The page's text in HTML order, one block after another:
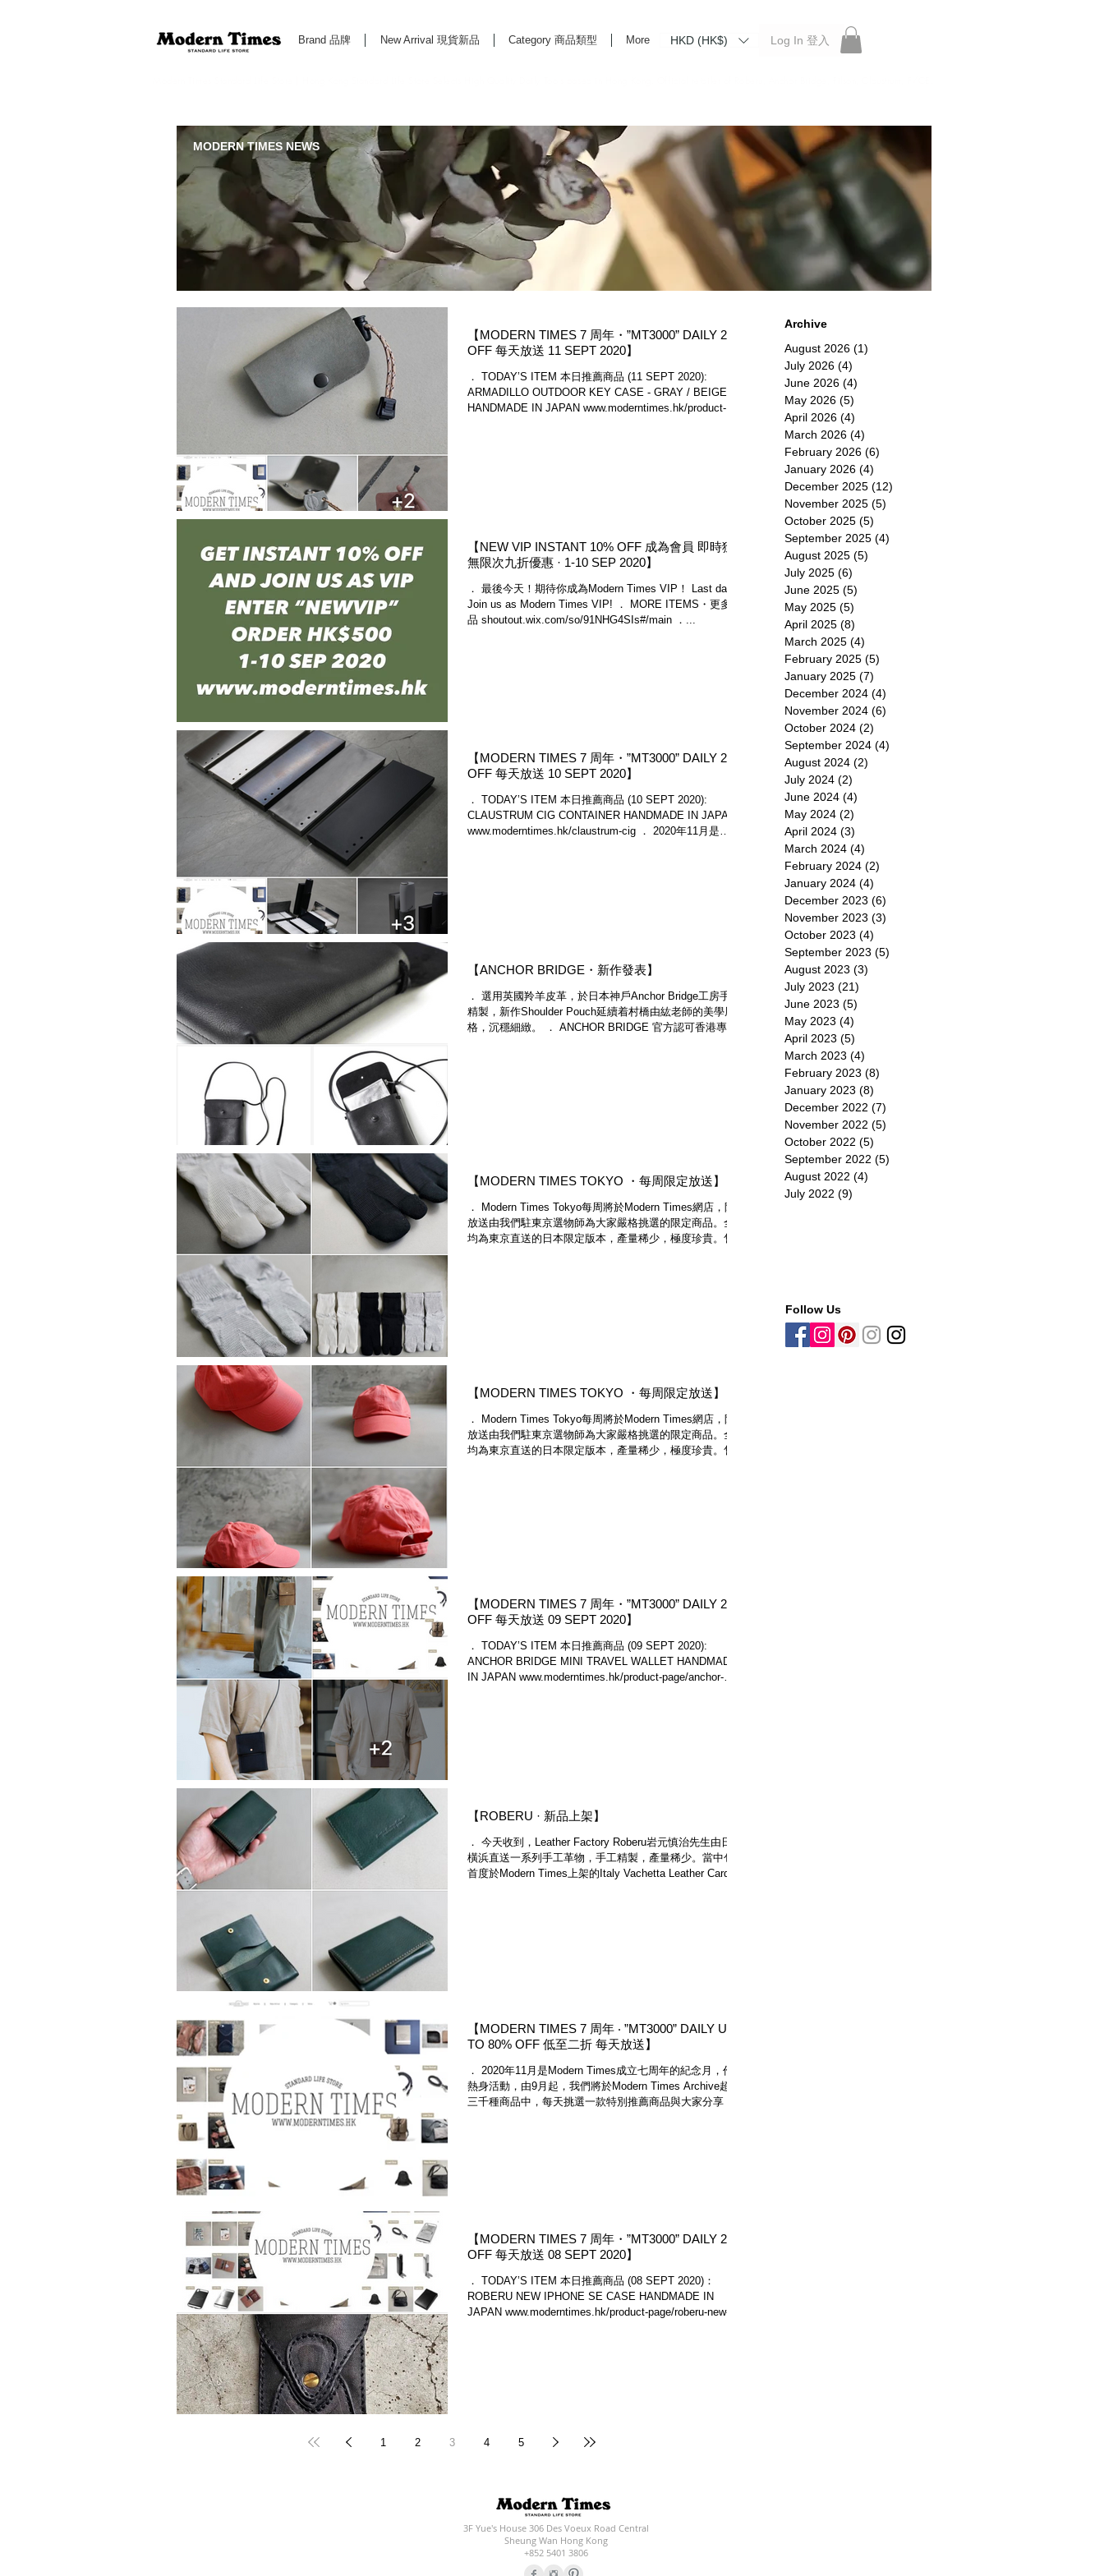
Brand 品牌 New Arrival 現貨新品 Category 商品類型 More HKD (HK$) Log In 登入
MODERN TIMES NEWS
【MODERN TIMES 7 周年・”MT3000” DAILY 20%
OFF 每天放送 11 SEPT 2020】
． TODAY’S ITEM 本日推薦商品 (11 SEPT 2020):
ARMADILLO OUTDOOR KEY CASE - GRAY / BEIGE
HANDMADE IN JAPAN www.moderntimes.hk/product-
【NEW VIP INSTANT 10% OFF 成為會員 即時獲享
無限次九折優惠 · 1-10 SEP 2020】
． 最後今天！期待你成為Modern Times VIP！ Last day!
Join us as Modern Times VIP! ． MORE ITEMS・更多新
品 shoutout.wix.com/so/91NHG4SIs#/main ．...
【MODERN TIMES 7 周年・”MT3000” DAILY 20%
OFF 每天放送 10 SEPT 2020】
． TODAY’S ITEM 本日推薦商品 (10 SEPT 2020):
CLAUSTRUM CIG CONTAINER HANDMADE IN JAPAN
www.moderntimes.hk/claustrum-cig ． 2020年11月是
【ANCHOR BRIDGE・新作發表】
． 選用英國羚羊皮革，於日本神戶Anchor Bridge工房手工
精製，新作Shoulder Pouch延續着村橋由紘老師的美學風
格，沉穩細緻。 ． ANCHOR BRIDGE 官方認可香港專營
【MODERN TIMES TOKYO ・每周限定放送】
． Modern Times Tokyo每周將於Modern Times網店，限定
放送由我們駐東京選物師為大家嚴格挑選的限定商品。全部
均為東京直送的日本限定版本，產量稀少，極度珍貴。售完
【MODERN TIMES TOKYO ・每周限定放送】
． Modern Times Tokyo每周將於Modern Times網店，限定
放送由我們駐東京選物師為大家嚴格挑選的限定商品。全部
均為東京直送的日本限定版本，產量稀少，極度珍貴。售完
【MODERN TIMES 7 周年・”MT3000” DAILY 20%
OFF 每天放送 09 SEPT 2020】
． TODAY’S ITEM 本日推薦商品 (09 SEPT 2020):
ANCHOR BRIDGE MINI TRAVEL WALLET HANDMADE
IN JAPAN www.moderntimes.hk/product-page/anchor-
【ROBERU · 新品上架】
． 今天收到，Leather Factory Roberu岩元慎治先生由日本
橫浜直送一系列手工革物，手工精製，產量稀少。當中包括
首度於Modern Times上架的Italy Vachetta Leather Card
【MODERN TIMES 7 周年 ‧ ”MT3000” DAILY UP
TO 80% OFF 低至二折 每天放送】
． 2020年11月是Modern Times成立七周年的紀念月，作為
熱身活動，由9月起，我們將於Modern Times Archive超過
三千種商品中，每天挑選一款特別推薦商品與大家分享，讓
【MODERN TIMES 7 周年・”MT3000” DAILY 20%
OFF 每天放送 08 SEPT 2020】
． TODAY’S ITEM 本日推薦商品 (08 SEPT 2020)：
ROBERU NEW IPHONE SE CASE HANDMADE IN
JAPAN www.moderntimes.hk/product-page/roberu-new-
1 2 3 4 5
Archive
August 2026 (1)
July 2026 (4)
June 2026 (4)
May 2026 (5)
April 2026 (4)
March 2026 (4)
February 2026 (6)
January 2026 (4)
December 2025 (12)
November 2025 (5)
October 2025 (5)
September 2025 (4)
August 2025 (5)
July 2025 (6)
June 2025 (5)
May 2025 (5)
April 2025 (8)
March 2025 (4)
February 2025 (5)
January 2025 (7)
December 2024 (4)
November 2024 (6)
October 2024 (2)
September 2024 (4)
August 2024 (2)
July 2024 (2)
June 2024 (4)
May 2024 (2)
April 2024 (3)
March 2024 (4)
February 2024 (2)
January 2024 (4)
December 2023 (6)
November 2023 (3)
October 2023 (4)
September 2023 (5)
August 2023 (3)
July 2023 (21)
June 2023 (5)
May 2023 (4)
April 2023 (5)
March 2023 (4)
February 2023 (8)
January 2023 (8)
December 2022 (7)
November 2022 (5)
October 2022 (5)
September 2022 (5)
August 2022 (4)
July 2022 (9)
Follow Us
3F Yue's House 306 Des Voeux Road Central
Sheung Wan Hong Kong
+852 5401 3806